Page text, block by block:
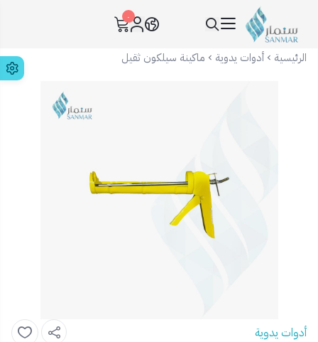
سنمار Sanmar
٠
الرئيسية أدوات يدوية ماكينة سيلكون ثقيل
أدوات يدوية